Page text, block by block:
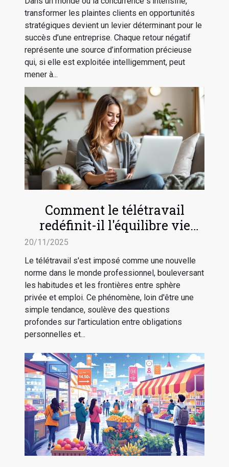
transformer les plaintes clients en opportunités
stratégiques devient un levier déterminant pour le
succès d’une entreprise. Chaque retour négatif
représente une source d’information précieuse
qui, si elle est exploitée intelligemment, peut
mener à...
Comment le télétravail
redéfinit-il l'équilibre vie
professionnelle-vie privée ?
20/11/2025
Le télétravail s'est imposé comme une nouvelle
norme dans le monde professionnel, bouleversant
les habitudes et les frontières entre sphère
privée et emploi. Ce phénomène, loin d'être une
simple tendance, soulève des questions
profondes sur l'articulation entre obligations
personnelles et...